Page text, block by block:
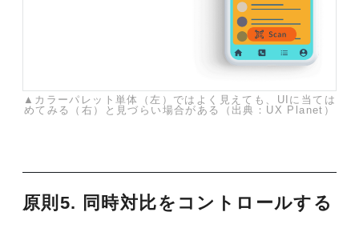
▲カラーパレット単体（左）ではよく見えても、UIに当ては
めてみる（右）と見づらい場合がある（出典：UX Planet）
原則5. 同時対比をコントロールする